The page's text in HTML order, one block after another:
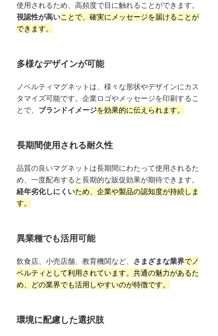
使用されるため、高頻度で目に触れることができます。
視認性が高いことで、確実にメッセージを届けることが
できます。
多様なデザインが可能
ノベルティマグネットは、様々な形状やデザインにカス
タマイズ可能です。企業ロゴやメッセージを印刷するこ
とで、 ブランドイメージを効果的に伝えられます。
長期間使用される耐久性
品質の良いマグネットは長期間にわたって使用されるた
め、一度配布すると長期的な販促効果が期待できます。
経年劣化しにくいため、企業や製品の認知度が持続しま
す。
異業種でも活用可能
飲食店、小売店舗、教育機関など、 さまざまな業界でノ
ベルティとして利用されています。共通の魅力があるた
め、どの業界でも活用しやすいのが特徴です。
環境に配慮した選択肢